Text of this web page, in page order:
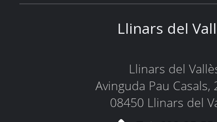
Llinars del
Llinars del
Avinguda Pau Casals,
08450 Llinars del